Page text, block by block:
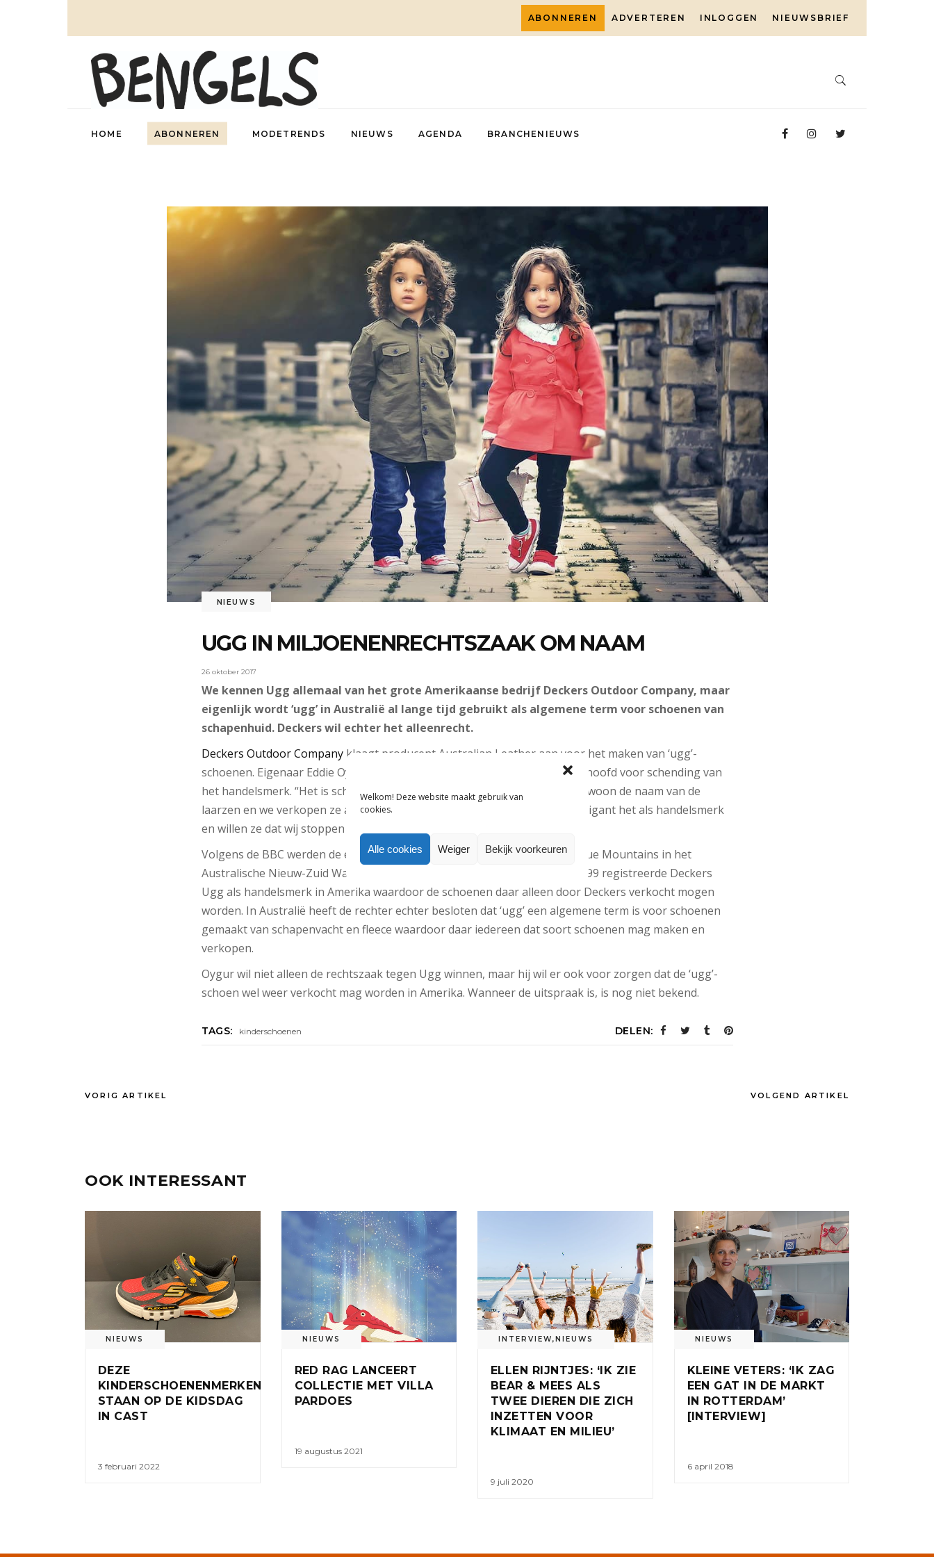
Welkom! Deze website maakt gebruik van
cookies.
Alle cookies Weiger Bekijk voorkeuren
ABONNEREN ADVERTEREN INLOGGEN NIEUWSBRIEF
HOME ABONNEREN MODETRENDS NIEUWS AGENDA BRANCHENIEUWS
NIEUWS
UGG IN MILJOENENRECHTSZAAK OM NAAM
26 oktober 2017
We kennen Ugg allemaal van het grote Amerikaanse bedrijf Deckers Outdoor Company, maar
eigenlijk wordt ‘ugg’ in Australië al lange tijd gebruikt als algemene term voor schoenen van
schapenhuid. Deckers wil echter het alleenrecht.
Deckers Outdoor Companyklaagt producent Australian Leather aan voor het maken van ‘ugg’-
schoenen. Eigenaar Eddie Oygur hangt nu een miljoenenboete boven het hoofd voor schending van
het handelsmerk. “Het is schandalig”, vertelt Oygur aan de BBC
is gewoon de naam van de
laarzen en we verkopen ze al bijna een eeuw. Nu heeft een Amerikaanse gigant het als handelsmerk
en willen ze dat wij stoppen met het produceren van de schoenen.”
Volgens de BBC werden de eerste ugg-schoenen in 1930 gemaakt in de Blue Mountains in het
Australische Nieuw-Zuid Wales als protectie tegen de koude winters. In 1999 registreerde Deckers
Ugg als handelsmerk in Amerika waardoor de schoenen daar alleen door Deckers verkocht mogen
worden. In Australië heeft de rechter echter besloten dat ‘ugg’ een algemene term is voor schoenen
gemaakt van schapenvacht en fleece waardoor daar iedereen dat soort schoenen mag maken en
verkopen.
Oygur wil niet alleen de rechtszaak tegen Ugg winnen, maar hij wil er ook voor zorgen dat de ‘ugg’-
schoen wel weer verkocht mag worden in Amerika. Wanneer de uitspraak is, is nog niet bekend.
TAGS: kinderschoenen DELEN:
VORIG ARTIKEL VOLGEND ARTIKEL
OOK INTERESSANT
NIEUWS
DEZE
KINDERSCHOENENMERKEN
STAAN OP DE KIDSDAG
IN CAST
3 februari 2022
NIEUWS
RED RAG LANCEERT
COLLECTIE MET VILLA
PARDOES
19 augustus 2021
INTERVIEW, NIEUWS
ELLEN RIJNTJES: ‘IK ZIE
BEAR & MEES ALS
TWEE DIEREN DIE ZICH
INZETTEN VOOR
KLIMAAT EN MILIEU’
9 juli 2020
NIEUWS
KLEINE VETERS: ‘IK ZAG
EEN GAT IN DE MARKT
IN ROTTERDAM’
[INTERVIEW]
6 april 2018